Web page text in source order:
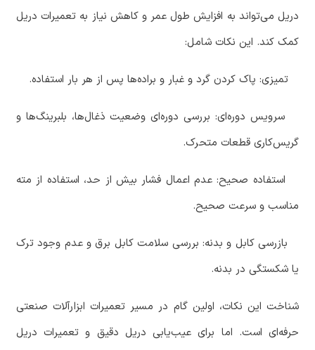
دریل می‌تواند به افزایش طول عمر و کاهش نیاز به تعمیرات دریل
کمک کند. این نکات شامل:
‏ تمیزی: پاک کردن گرد و غبار و براده‌ها پس از هر بار استفاده.
‏ سرویس دوره‌ای: بررسی دوره‌ای وضعیت ذغال‌ها، بلبرینگ‌ها و
گریس‌کاری قطعات متحرک.
‏ استفاده صحیح: عدم اعمال فشار بیش از حد، استفاده از مته
مناسب و سرعت صحیح.
‏ بازرسی کابل و بدنه: بررسی سلامت کابل برق و عدم وجود ترک
یا شکستگی در بدنه.
شناخت این نکات، اولین گام در مسیر تعمیرات ابزارآلات صنعتی
حرفه‌ای است. اما برای عیب‌یابی دریل دقیق و تعمیرات دریل